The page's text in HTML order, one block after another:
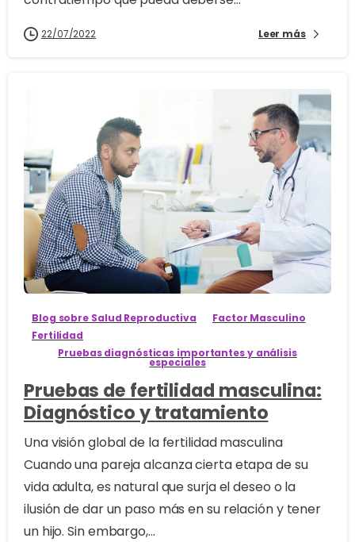
22/07/2022 Leer más
3
Blog sobre Salud Reproductiva
Factor Masculino
Fertilidad
Pruebas diagnósticas importantes y análisis
especiales
Pruebas de fertilidad masculina:
Diagnóstico y tratamiento
Una visión global de la fertilidad masculina
Cuando una pareja alcanza cierta etapa de su
vida adulta, es natural que surja el deseo o la
ilusión de dar un paso más en su relación y tener
un hijo. Sin embargo,...